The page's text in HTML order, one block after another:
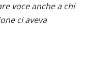
voce anche a chi
ci aveva